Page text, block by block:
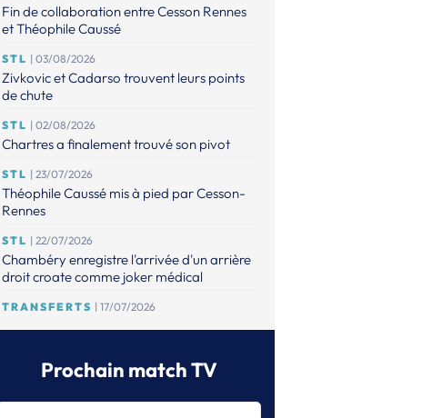
Fin de collaboration entre Cesson Rennes
et Théophile Caussé
STL | 03/08/2026
Zivkovic et Cadarso trouvent leurs points
de chute
STL | 02/08/2026
Chartres a finalement trouvé son pivot
STL | 23/07/2026
Théophile Caussé mis à pied par Cesson-
Rennes
STL | 22/07/2026
Chambéry enregistre l'arrivée d'un arrière
droit croate comme joker médical
TRANSFERTS | 17/07/2026
Le point sur les mises à jour de l'espace
| 16/07/2026
Prochain match TV